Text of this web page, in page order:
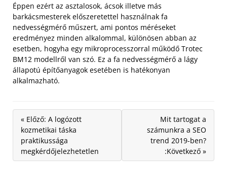
Éppen ezért az asztalosok, ácsok illetve más
barkácsmesterek előszeretettel használnak fa
nedvességmérő műszert, ami pontos méréseket
eredményez minden alkalommal, különösen abban az
esetben, hogyha egy mikroprocesszorral működő Trotec
BM12 modellről van szó. Ez a fa nedvességmérő a lágy
állapotú építőanyagok esetében is hatékonyan
alkalmazható.
« Előző: A logózott
kozmetikai táska
praktikussága
megkérdőjelezhetetlen
Mit tartogat a
számunkra a SEO
trend 2019-ben?
:Következő »